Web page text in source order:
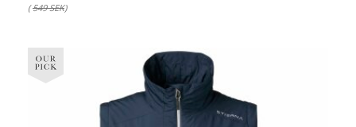
(549 SEK)